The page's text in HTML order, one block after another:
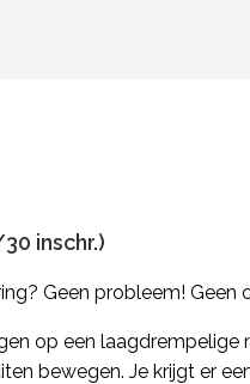
inschr.)
Geen probleem! Geen
op een
bewegen. Je krijgt er